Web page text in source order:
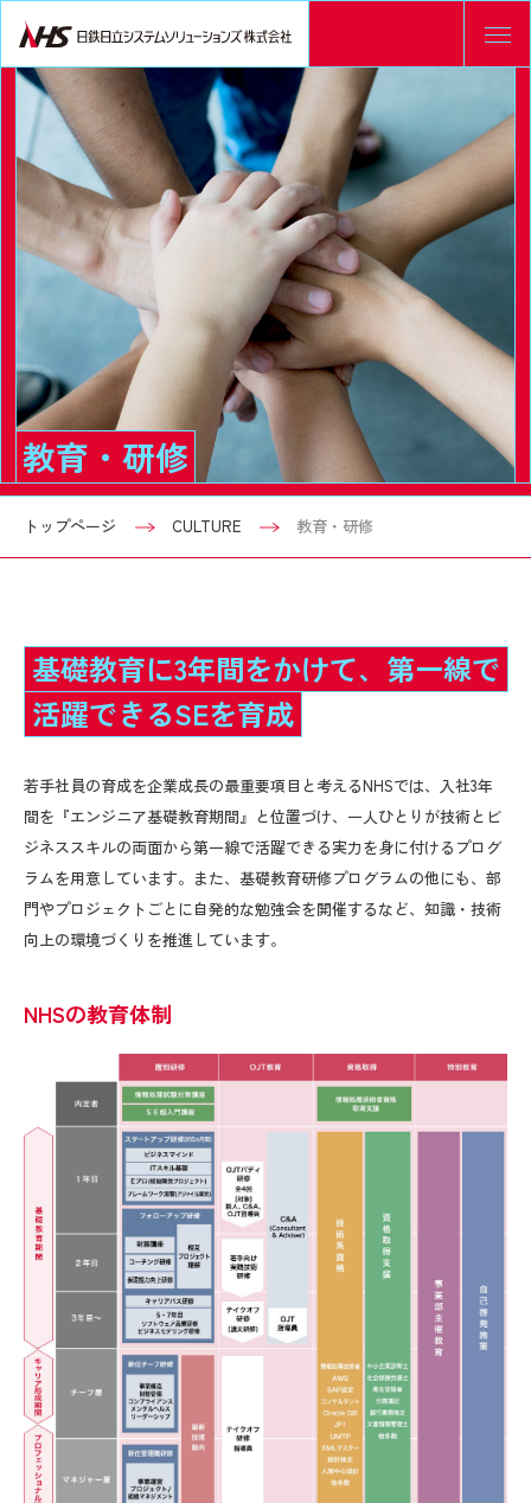
教育・研修
トップページ CULTURE 教育・研修
基礎教育に3年間をかけて、第一線で
活躍できるSEを育成
若手社員の育成を企業成長の最重要項目と考えるNHSでは、入社3年
間を『エンジニア基礎教育期間』と位置づけ、一人ひとりが技術とビ
ジネススキルの両面から第一線で活躍できる実力を身に付けるプログ
ラムを用意しています。また、基礎教育研修プログラムの他にも、部
門やプロジェクトごとに自発的な勉強会を開催するなど、知識・技術
向上の環境づくりを推進しています。
NHSの教育体制